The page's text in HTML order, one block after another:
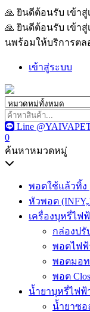
🙏 ยินดีต้อนรับ เข้า
🙏 ยินดีต้อนรับ เข้า
นพร้อมให้บริการตล
เข้าสู่ระบบ
Line
0
ค้นหาหมวดหมู่
พอตใช้แล้วทิ้ง
หัวพอต
เครื่องบุหรี่ไฟ
กล่องปรั
พอตไฟฟ้
พอตมอท
พอต
น้ำยาบุหรี่ไฟฟ้
น้ำยาซ